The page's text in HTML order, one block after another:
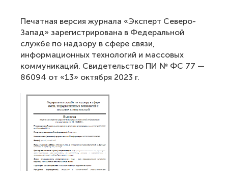
Печатная версия журнала «Эксперт Северо-
Запад» зарегистрирована в Федеральной
службе по надзору в сфере связи,
информационных технологий и массовых
коммуникаций. Свидетельство ПИ № ФС 77 —
86094 от «13» октября 2023 г.